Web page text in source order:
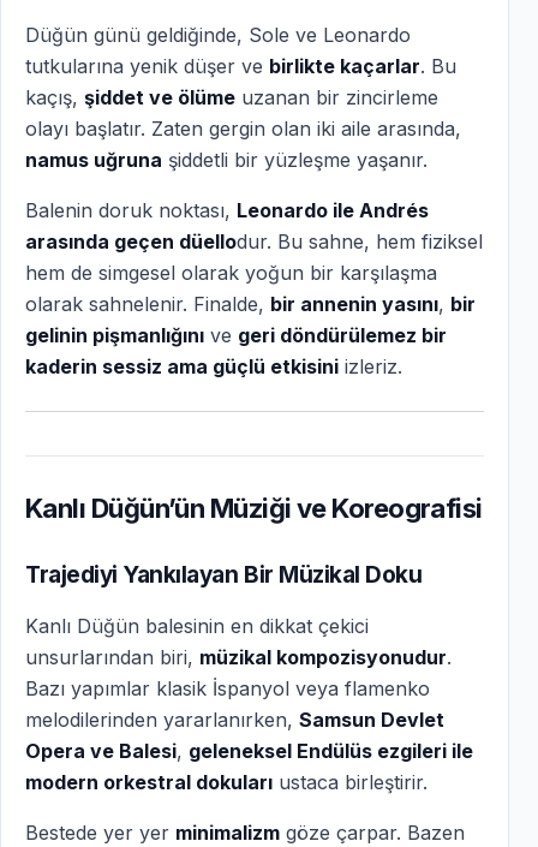
Düğün günü geldiğinde, Sole ve Leonardo
tutkularına yenik düşer ve birlikte kaçarlar. Bu
kaçış, şiddet ve ölüme uzanan bir zincirleme
olayı başlatır. Zaten gergin olan iki aile arasında,
namus uğruna şiddetli bir yüzleşme yaşanır.
Balenin doruk noktası, Leonardo ile Andrés
arasında geçen düellodur. Bu sahne, hem fiziksel
hem de simgesel olarak yoğun bir karşılaşma
olarak sahnelenir. Finalde, bir annenin yasını, bir
gelinin pişmanlığını ve geri döndürülemez bir
kaderin sessiz ama güçlü etkisini izleriz.
Kanlı Düğün’ün Müziği ve Koreografisi
Trajediyi Yankılayan Bir Müzikal Doku
Kanlı Düğün balesinin en dikkat çekici
unsurlarından biri, müzikal kompozisyonudur.
Bazı yapımlar klasik İspanyol veya flamenko
melodilerinden yararlanırken, Samsun Devlet
Opera ve Balesi, geleneksel Endülüs ezgileri ile
modern orkestral dokuları ustaca birleştirir.
Bestede yer yer minimalizm göze çarpar. Bazen